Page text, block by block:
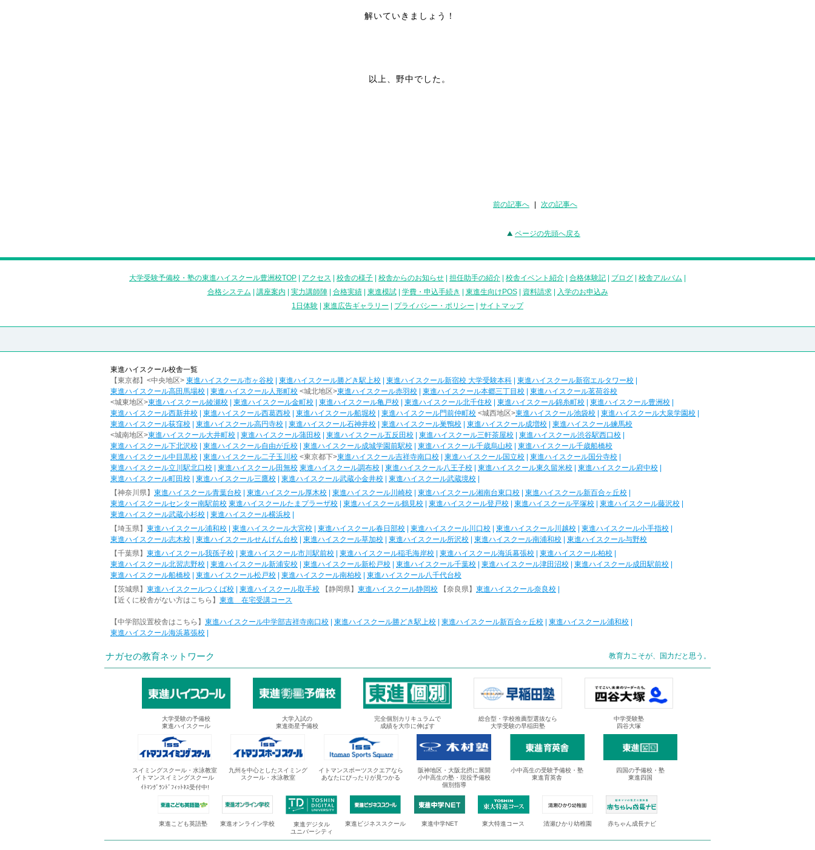
解いていきましょう！
以上、野中でした。
前の記事へ 次の記事へ
ページの先頭へ戻る
大学受験予備校・塾の東進ハイスクール豊洲校TOP アクセス 校舎の様子 校舎からのお知らせ 担任助手の紹介 校舎イベント紹介 合格体験記 ブログ 校舎アルバム
合格システム
講座案内 実力講師陣| 合格実績| 東進模試| 学費・申込手続き 東進生向けPOS| 資料請求|
入学のお申込み
1日体験
東進広告ギャラリー プライバシー・ポリシー サイトマップ
東進ハイスクール校舎一覧
【東京都】<中央地区> 東進ハイスクール市ヶ谷校 東進ハイスクール勝どき駅上校 東進ハイスクール新宿校 大学受験本科 東進ハイスクール新宿エルタワー校
東進ハイスクール高田馬場校
東進ハイスクール人形町校 <城北地区>東進ハイスクール赤羽校 東進ハイスクール本郷三丁目校
東進ハイスクール茗荷谷校
<城東地区>東進ハイスクール綾瀬校 東進ハイスクール金町校 東進ハイスクール亀戸校 東進ハイスクール北千住校 東進ハイスクール錦糸町校 東進ハイスクール豊洲校
東進ハイスクール西新井校
東進ハイスクール西葛西校 東進ハイスクール船堀校 東進ハイスクール門前仲町校 <城西地区>東進ハイスクール池袋校 東進ハイスクール大泉学園校
東進ハイスクール荻窪校
東進ハイスクール高円寺校 東進ハイスクール石神井校 東進ハイスクール巣鴨校 東進ハイスクール成増校
東進ハイスクール練馬校
<城南地区>東進ハイスクール大井町校 東進ハイスクール蒲田校 東進ハイスクール五反田校 東進ハイスクール三軒茶屋校 東進ハイスクール渋谷駅西口校
東進ハイスクール下北沢校
東進ハイスクール自由が丘校 東進ハイスクール成城学園前駅校 東進ハイスクール千歳烏山校
東進ハイスクール千歳船橋校
東進ハイスクール中目黒校
東進ハイスクール二子玉川校 <東京都下>東進ハイスクール吉祥寺南口校 東進ハイスクール国立校 東進ハイスクール国分寺校
東進ハイスクール立川駅北口校
東進ハイスクール田無校 東進ハイスクール調布校 東進ハイスクール八王子校 東進ハイスクール東久留米校 東進ハイスクール府中校
東進ハイスクール町田校
東進ハイスクール三鷹校 東進ハイスクール武蔵小金井校 東進ハイスクール武蔵境校
【神奈川県】 東進ハイスクール青葉台校 東進ハイスクール厚木校 東進ハイスクール川崎校 東進ハイスクール湘南台東口校 東進ハイスクール新百合ヶ丘校
東進ハイスクールセンター南駅前校 東進ハイスクールたまプラーザ校 東進ハイスクール鶴見校 東進ハイスクール登戸校 東進ハイスクール平塚校 東進ハイスクール藤沢校
東進ハイスクール武蔵小杉校
東進ハイスクール横浜校
【埼玉県】 東進ハイスクール浦和校 東進ハイスクール大宮校 東進ハイスクール春日部校 東進ハイスクール川口校 東進ハイスクール川越校 東進ハイスクール小手指校
東進ハイスクール志木校
東進ハイスクールせんげん台校 東進ハイスクール草加校 東進ハイスクール所沢校 東進ハイスクール南浦和校
東進ハイスクール与野校
【千葉県】 東進ハイスクール我孫子校 東進ハイスクール市川駅前校 東進ハイスクール稲毛海岸校 東進ハイスクール海浜幕張校 東進ハイスクール柏校
東進ハイスクール北習志野校
東進ハイスクール新浦安校 東進ハイスクール新松戸校 東進ハイスクール千葉校 東進ハイスクール津田沼校 東進ハイスクール成田駅前校
東進ハイスクール船橋校
東進ハイスクール松戸校 東進ハイスクール南柏校
東進ハイスクール八千代台校
【茨城県】 東進ハイスクールつくば校 東進ハイスクール取手校 【静岡県】 東進ハイスクール静岡校 【奈良県】 東進ハイスクール奈良校
【近くに校舎がない方はこちら】 東進 在宅受講コース
【中学部設置校舎はこちら】 東進ハイスクール中学部吉祥寺南口校 東進ハイスクール勝どき駅上校 東進ハイスクール新百合ヶ丘校 東進ハイスクール浦和校
東進ハイスクール海浜幕張校
ナガセの教育ネットワーク 教育力こそが、国力だと思う。
大学受験の予備校
東進ハイスクール
大学入試の
東進衛星予備校
完全個別カリキュラムで
成績を大巾に伸ばす
総合型・学校推薦型選抜なら
大学受験の早稲田塾
中学受験塾
四谷大塚
スイミングスクール・水泳教室
イトマンスイミングスクール
ｲﾄﾏﾝｸﾞﾗﾝﾄﾞﾌｨｯﾄﾈｽ受付中!
九州を中心としたスイミング
スクール・水泳教室
イトマンスポーツスクエアなら
あなたにぴったりが見つかる
阪神地区・大阪北摂に展開
小中高生の塾・現役予備校
個別指導
小中高生の受験予備校・塾
東進育英舎
四国の予備校・塾
東進四国
東進こども英語塾 東進オンライン学校
東進デジタル
ユニバーシティ
東進ビジネススクール 東進中学NET 東大特進コース 清瀬ひかり幼稚園 赤ちゃん成長ナビ